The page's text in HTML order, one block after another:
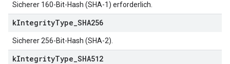
Sicherer 160-Bit-Hash (SHA-1) erforderlich.
kIntegrityType SHA256
Sicherer 256-Bit-Hash (SHA-2).
kIntegrityType SHA512